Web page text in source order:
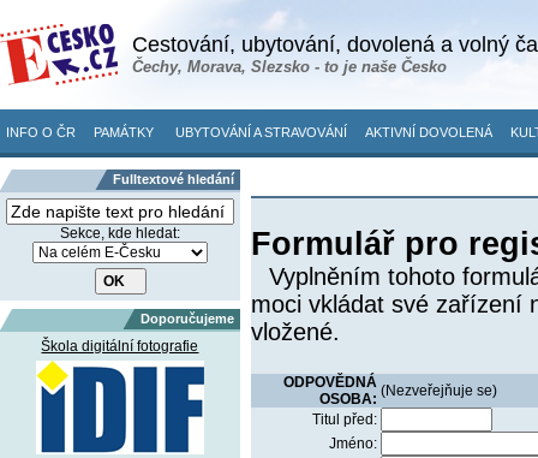
Cestování, ubytování, dovolená a volný
Čechy, Morava, Slezsko - to je naše Česko
INFO O ČR PAMÁTKY UBYTOVÁNÍ A STRAVOVÁNÍ AKTIVNÍ DOVOLENÁ
Fulltextové hledání
Sekce, kde hledat:
Doporučujeme
Škola digitální fotografie
Formulář pro
Vyplněním tohoto
moci vkládat své zařízení
vložené.
ODPOVĚDNÁ
OSOBA: (Nezveřejňuje se)
Titul před:
Jméno: